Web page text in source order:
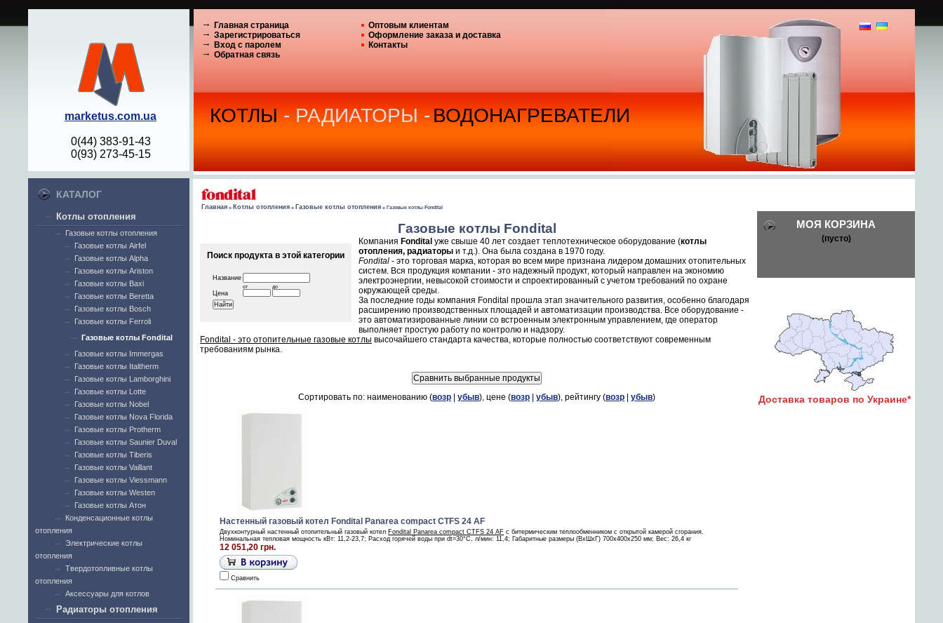
marketus.com.ua
0(44) 383-91-43
0(93) 273-45-15
КОТЛЫ - РАДИАТОРЫ -ВОДОНАГРЕВАТЕЛИ
Главная страница
Зарегистрироваться
Вход с паролем
Обратная связь
Оптовым клиентам
Оформление заказа и доставка
Контакты
КАТАЛОГ
Котлы отопления
Газовые котлы отопления
Газовые котлы Airfel
Газовые котлы Alpha
Газовые котлы Ariston
Газовые котлы Baxi
Газовые котлы Beretta
Газовые котлы Bosch
Газовые котлы Ferroli
Газовые котлы Fondital
Газовые котлы Immergas
Газовые котлы Italtherm
Газовые котлы Lamborghini
Газовые котлы Lotte
Газовые котлы Nobel
Газовые котлы Nova Florida
Газовые котлы Protherm
Газовые котлы Saunier Duval
Газовые котлы Tiberis
Газовые котлы Vaillant
Газовые котлы Viessmann
Газовые котлы Westen
Газовые котлы Атон
Конденсационные котлы
отопления
Электрические котлы
отопления
Твердотопливные котлы
отопления
Аксессуары для котлов
Радиаторы отопления
Главная » Котлы отопления » Газовые котлы отопления » Газовые котлы Fondital
Газовые котлы Fondital
Поиск продукта в этой категории
Название
Цена
от до
Компания Fondital уже свыше 40 лет создает теплотехническое оборудование (котлы
отопления, радиаторы и т.д.). Она была создана в 1970 году.
Fondital - это торговая марка, которая во всем мире признана лидером домашних отопительных
систем. Вся продукция компании - это надежный продукт, который направлен на экономию
электроэнергии, невысокой стоимости и спроектированный с учетом требований по охране
окружающей среды.
За последние годы компания Fondital прошла этап значительного развития, особенно благодаря
расширению производственных площадей и автоматизации производства. Все оборудование -
это автоматизированные линии со встроенным электронным управлением, где оператор
выполняет простую работу по контролю и надзору.
Fondital - это отопительные газовые котлы высочайшего стандарта качества, которые полностью соответствуют современным
требованиям рынка.
Сортировать по: наименованию (возр убыв), цене (возр убыв), рейтингу (возр убыв)
Настенный газовый котел Fondital Panarea compact CTFS 24 AF
Двухконтурный настенный отопительный газовый котел Fondital Panarea compact CTFS 24 AF с битермическим теплообменником с открытой камерой сгорания.
Номинальная тепловая мощность кВт: 11,2-23,7; Расход горячей воды при dt=30°С, л/мин: 11,4; Габаритные размеры (ВхШхГ) 700х400х250 мм; Вес: 26,4 кг
12 051,20 грн.
Сравнить
МОЯ КОРЗИНА
(пусто)
Доставка товаров по Украине*